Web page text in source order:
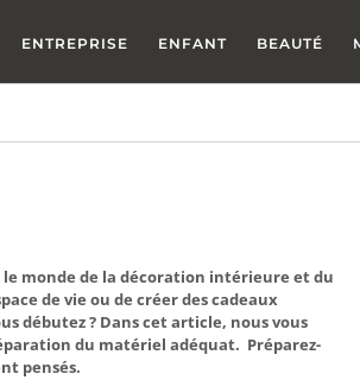
ENTREPRISE ENFANT BEAUTÉ
monde de la décoration intérieure et du
de vie ou de créer des cadeaux
débutez ? Dans cet article, nous vous
du matériel adéquat. Préparez-
pensés.